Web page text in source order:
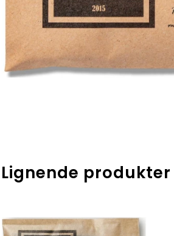
Lignende produkter